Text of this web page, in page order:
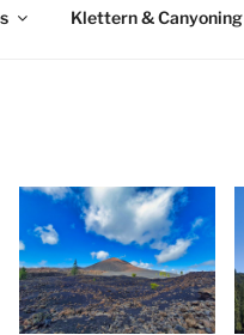
Klettern & Canyoning